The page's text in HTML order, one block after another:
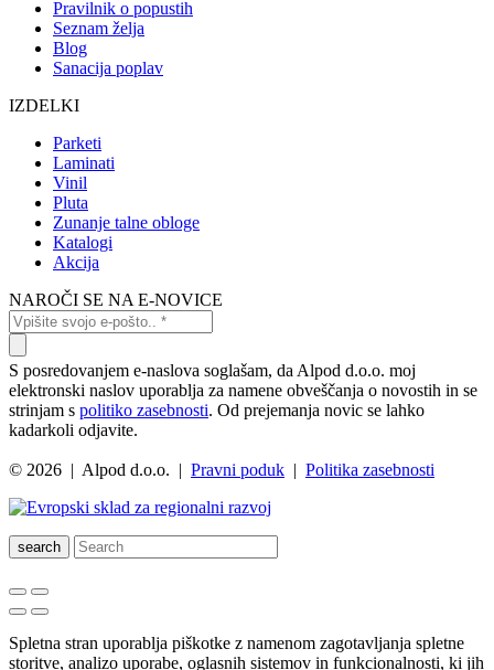
Pravilnik o popustih
Seznam želja
Blog
Sanacija poplav
IZDELKI
Parketi
Laminati
Vinil
Pluta
Zunanje talne obloge
Katalogi
Akcija
NAROČI SE NA E-NOVICE
S posredovanjem e-naslova soglašam, da Alpod d.o.o. moj
elektronski naslov uporablja za namene obveščanja o novostih in se
strinjam s politiko zasebnosti. Od prejemanja novic se lahko
kadarkoli odjavite.
© 2026 | Alpod d.o.o. | Pravni poduk | Politika zasebnosti
search
Spletna stran uporablja piškotke z namenom zagotavljanja spletne
storitve, analizo uporabe, oglasnih sistemov in funkcionalnosti, ki jih